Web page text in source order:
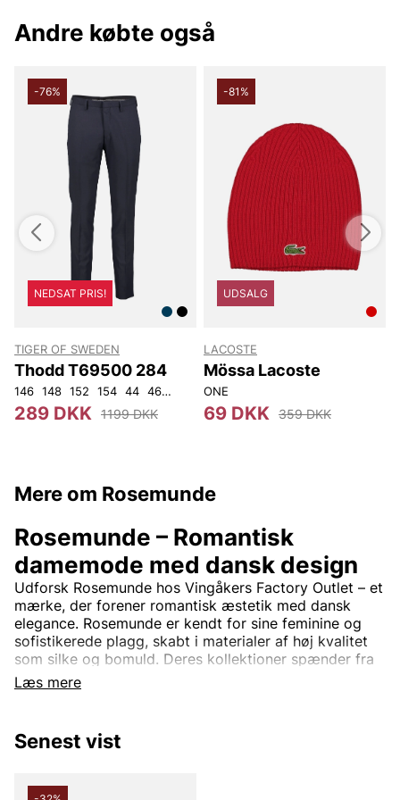
Andre købte også
-76%
NEDSAT PRIS!
TIGER OF SWEDEN
Thodd T69500 284
146 148 152 154 44 46 48 50 52
289 DKK 1199 DKK
-81%
UDSALG
LACOSTE
Mössa Lacoste
ONE
69 DKK 359 DKK
Mere om Rosemunde
Læs mere
Rosemunde – Romantisk
damemode med dansk design
Udforsk Rosemunde hos Vingåkers Factory Outlet – et
mærke, der forener romantisk æstetik med dansk
elegance. Rosemunde er kendt for sine feminine og
sofistikerede plagg, skabt i materialer af høj kvalitet
som silke og bomuld. Deres kollektioner spænder fra
smukke toppe med blonde detaljer og bløde
cardigans til tidløse kjoler og stilrene basisplagg.
kvinder, der søger en balance mellem komfort og stil.
Senest vist